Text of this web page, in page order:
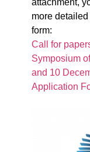
more
form:
Call for
Symposium
and 10
Application